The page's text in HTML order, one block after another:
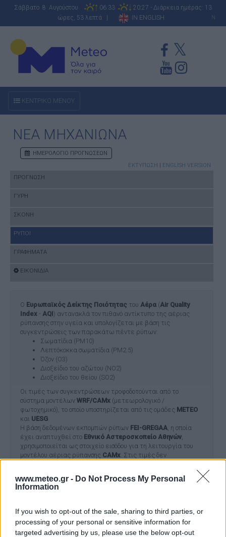
www.meteo.gr - Do Not Process My Personal
Information
If you wish to opt-out of the sale, sharing to third parties, or
processing of your personal or sensitive information for
targeted advertising by us, please use the below opt-out
Σάββατο 8 Αυγούστου 06:33
20:27 - Διάρκεια ημέρας: 13
ώρες, 53 λεπτά |
IN ENGLISH N
ΚΕΝΤΡΙΚΟ ΜΕΝΟΥ
ΝΕΑ ΜΗΧΑΝΙΩΝΑ
ΗΜΕΡΟΛΟΓΙΟ ΠΡΟΓΝΩΣΕΩΝ
ΕΚΤΥΠΩΣΗ | ENGLISH VERSION
ΠΡΟΓΝΩΣΗ
ΓΥΡΗ
ΣΚΟΝΗ
ΡΥΠΟΙ
ΓΡΑΦΗΜΑΤΑ
ΕΙΚΟΝΙΔΙΑ
Ο Ευρωπαϊκός Δείκτης Ποιότητας του Αέρα (Air Quality
Index - AQI ) αντανακλά τον πιθανό αντίκτυπο της αέριας
ρύπανσης στην υγεία και υπολογίζεται με βάση τις
συγκεντρώσεις των παρακάτω πέντε ρύπων:
Σωματίδια (PM10)
Λεπτόκοκκα σωματίδια (PM2.5)
Όζον (O3)
Διοξείδιο του αζώτου (NO2)
Διοξείδιο του θείου (SO2)
Οι τιμές των συγκεντρώσεων τροφοδοτούνται από το
σύστημα μοντέλων WRF/CAMx (μετεωρολογικό /
φωτοχημικό), το οποίο υποστηρίζεται από τις ομάδες ΜΕΤΕΟ
και UESG.
Η βάση δεδομένων εκπομπών ρύπων FEI-GREGAA, η οποία
έχει αναπτυχθεί στο Εθνικό Αστεροσκοπείο Αθηνών,
χρησιμοποιείται ως στοιχείο εισόδου για τη λειτουργία του
μοντέλου αέριας ρύπανσης CAMx. Στις τιμές δεν